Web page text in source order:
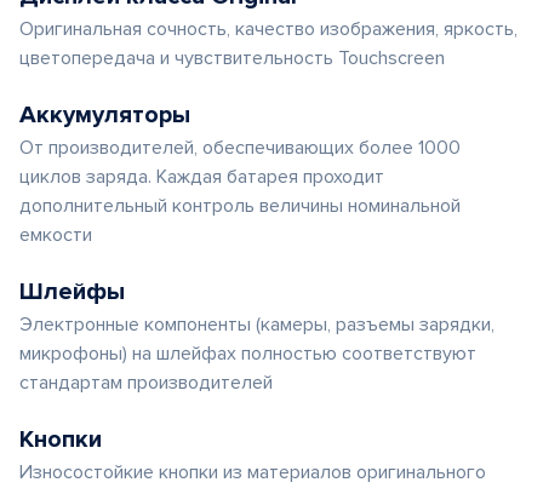
Оригинальная сочность, качество изображения, яркость,
цветопередача и чувствительность Touchscreen
Аккумуляторы
От производителей, обеспечивающих более 1000
циклов заряда. Каждая батарея проходит
дополнительный контроль величины номинальной
емкости
Шлейфы
Электронные компоненты (камеры, разъемы зарядки,
микрофоны) на шлейфах полностью соответствуют
стандартам производителей
Кнопки
Износостойкие кнопки из материалов оригинального